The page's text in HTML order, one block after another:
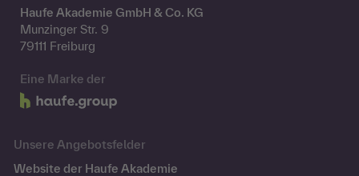
Haufe Akademie GmbH & Co. KG
Munzinger Str. 9
79111 Freiburg
Eine Marke der
Unsere Angebotsfelder
Website der Haufe Akademie